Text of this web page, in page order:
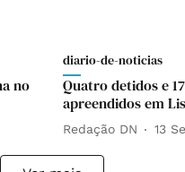
no
diario-de-noticias
Quatro detidos e
apreendidos em
Redação DN 13